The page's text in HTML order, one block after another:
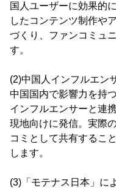
国人ユーザーに効果的
したコンテンツ制作や
づくり、ファンコミュ
す。
(2)中国人インフルエン
中国国内で影響力を持
インフルエンサーと連
現地向けに発信。実際
コミとして共有するこ
します。
(3)「モテナス日本」に